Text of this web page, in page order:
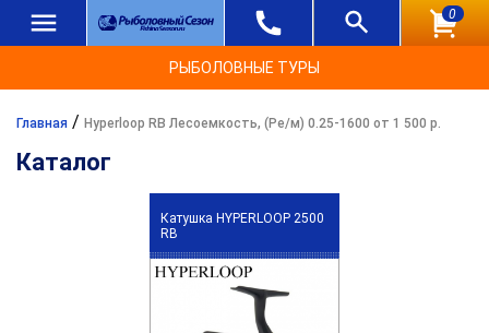
0
РЫБОЛОВНЫЕ ТУРЫ
Главная / Hyperloop RB Лесоемкость, (Ре/м) 0.25-1600 от 1 500 р.
Каталог
Катушка HYPERLOOP 2500
RB